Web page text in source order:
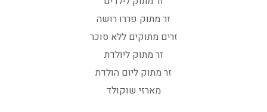
זר מתוק פררו רושה
זרים מתוקים ללא סוכר
זר מתוק ליולדת
זר מתוק ליום הולדת
מארזי שוקולד